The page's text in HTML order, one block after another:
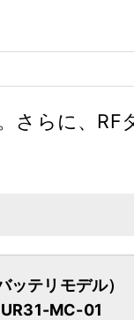
さらに、RF
ッテリモデル）
UR31-MC-01